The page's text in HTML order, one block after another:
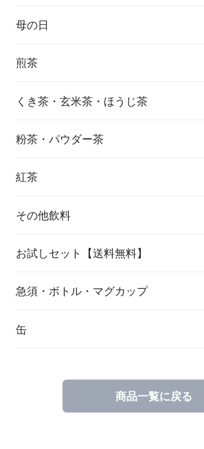
母の日
煎茶
くき茶・玄米茶・ほうじ茶
粉茶・パウダー茶
紅茶
その他飲料
お試しセット【送料無料】
急須・ボトル・マグカップ
缶
商品一覧に戻る